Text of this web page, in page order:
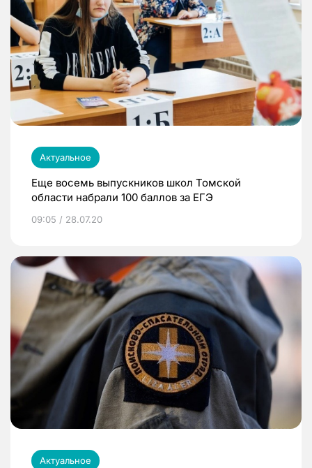
Актуальное
Еще восемь выпускников школ Томской
области набрали 100 баллов за ЕГЭ
09:05 / 28.07.20
Актуальное